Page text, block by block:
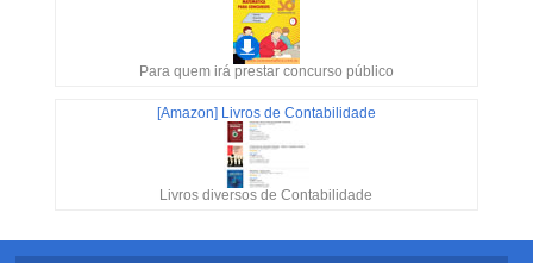
Para quem irá prestar concurso público
[Amazon] Livros de Contabilidade
Livros diversos de Contabilidade